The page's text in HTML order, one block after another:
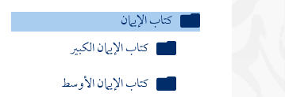
كتاب الإيمان
كتاب الإيمان الكبير
كتاب الإيمان الأوسط